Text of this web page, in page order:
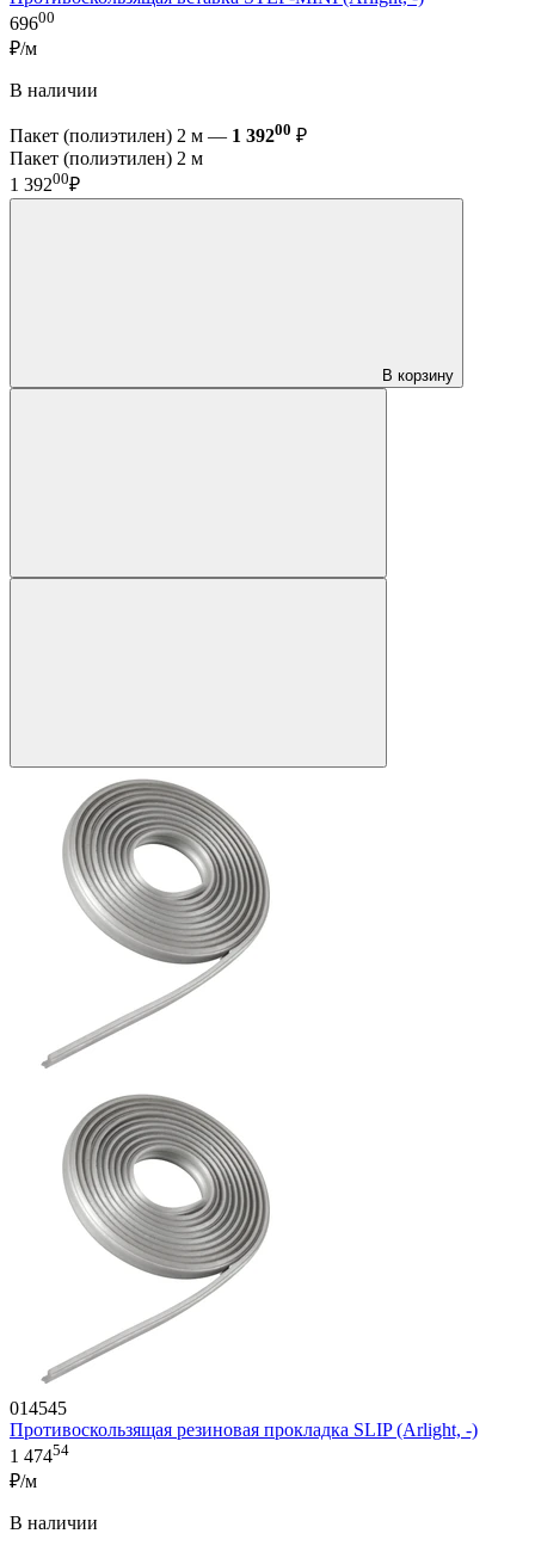
69600
₽/м
В наличии
Пакет (полиэтилен) 2 м — 1 39200 ₽
Пакет (полиэтилен) 2 м
1 39200₽
В корзину
014545
Противоскользящая резиновая прокладка SLIP (Arlight, -)
1 47454
₽/м
В наличии